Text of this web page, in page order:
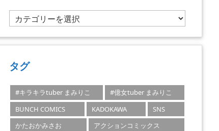
カ
テ
ゴ
ー
タグ
#キラキラtuber まみりこ
#億女tuber まみりこ
BUNCH COMICS
KADOKAWA
SNS
かたおかみさお
アクションコミックス